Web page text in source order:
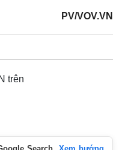
PV/VOV.VN
trên